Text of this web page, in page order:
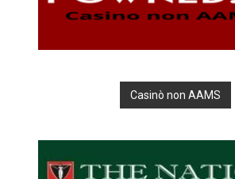
Casinò non AAMS